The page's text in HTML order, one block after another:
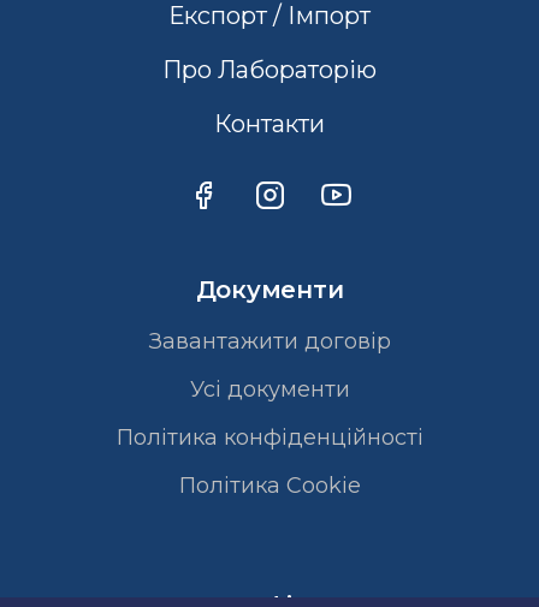
Експорт / Імпорт
Про Лабораторію
Контакти
Документи
Завантажити договір
Усі документи
Політика конфіденційності
Полiтика Cookie